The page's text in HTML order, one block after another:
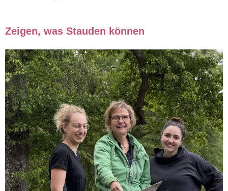
Zeigen, was Stauden können